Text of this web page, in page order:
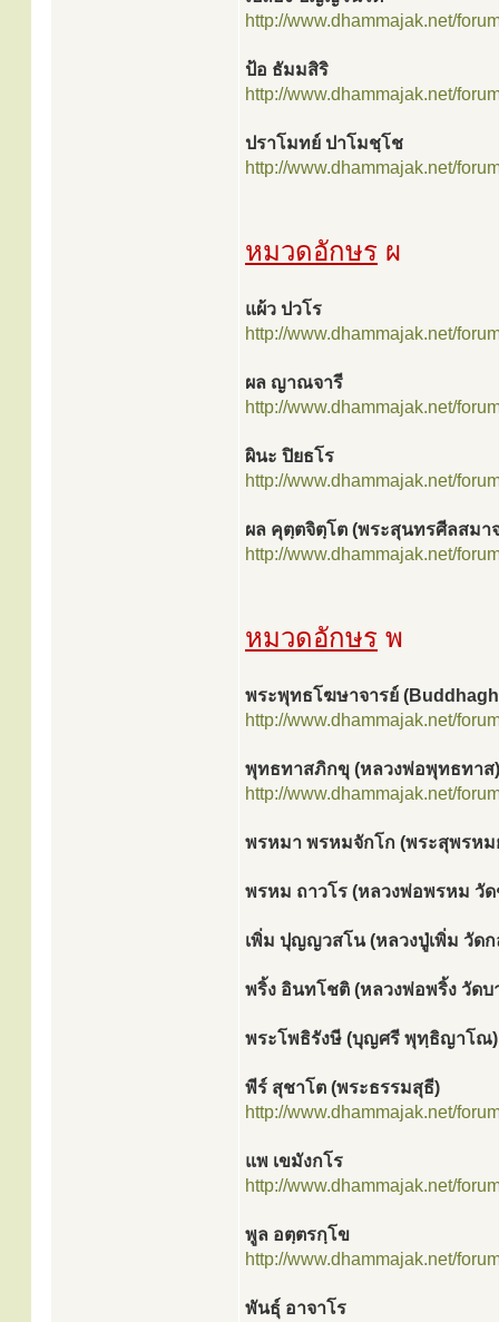
http://www.dhammajak.net/
ป้อ ธัมมสิริ
http://www.dhammajak.net/
ปราโมทย์ ปาโมชฺโช
http://www.dhammajak.net/
หมวดอักษร ผ
แผ้ว ปวโร
http://www.dhammajak.net/
ผล ญาณจารี
http://www.dhammajak.net/
ผินะ ปิยธโร
http://www.dhammajak.net/
ผล คุตฺตจิตฺโต (พระสุนทรศีลสมา
http://www.dhammajak.net/
หมวดอักษร พ
พระพุทธโฆษาจารย์
http://www.dhammajak.net/
พุทธทาสภิกขุ (หลวงพ่อพุทธทาส)
http://www.dhammajak.net/
พรหมา พรหมจักโก (พระสุพรหม
พรหม ถาวโร (หลวงพ่อพรหม วั
เพิ่ม ปุญญวสโน (หลวงปู่เพิ่ม วัดก
พริ้ง อินทโชติ (หลวงพ่อพริ้ง วัดบ
พระโพธิรังษี (บุญศรี พุทฺธิญาโณ
พีร์ สุชาโต (พระธรรมสุธี)
http://www.dhammajak.net/
แพ เขมังกโร
http://www.dhammajak.net/
พูล อตฺตรกฺโข
http://www.dhammajak.net/
พันธุ์ อาจาโร